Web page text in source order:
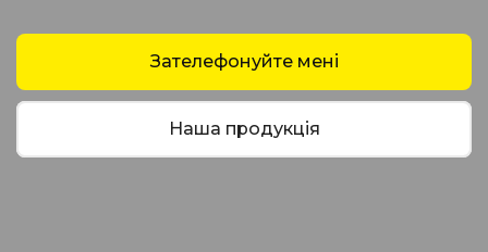
Зателефонуйте мені
Наша продукція